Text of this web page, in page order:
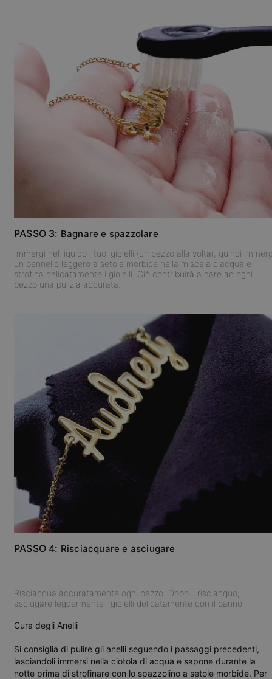
PASSO 3: Bagnare e spazzolare
Immergi nel liquido i tuoi gioielli (un pezzo alla volta), quindi
un pennello leggero a setole morbide nella miscela d'acqua e
strofina delicatamente i gioielli. Ciò contribuirà a dare ad ogni
pezzo una pulizia accurata.
PASSO 4: Risciacquare e asciugare
Risciacqua accuratamente ogni pezzo. Dopo il risciacquo,
asciugare leggermente i gioielli delicatamente con il panno.
Cura degli Anelli
Si consiglia di pulire gli anelli seguendo i passaggi precedenti,
lasciandoli immersi nella ciotola di acqua e sapone durante la
notte prima di strofinare con lo spazzolino a setole morbide. Per